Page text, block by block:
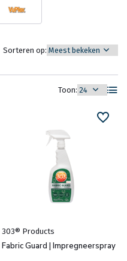
Toon:
Sorteren op:
303® Products
Fabric Guard | Impregneerspray